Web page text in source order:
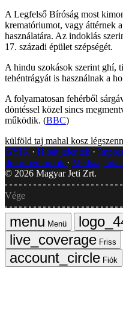
A Legfelső Bíróság most
krematóriumot, vagy áttérnek
használatára. Az indoklás
17. századi épület szépségét.
A hindu szokások szerint ghí,
tehéntrágyát is használnak a
A folyamatosan fehérből
döntéssel közel sincs
működik. (BBC)
külföld taj mahal kosz
GYIK
Hibát jelentek
dokumentumok
Médiaajánlat
© 2026 Magyar Jeti Zrt.
Vége
Menü
Friss
Fiók